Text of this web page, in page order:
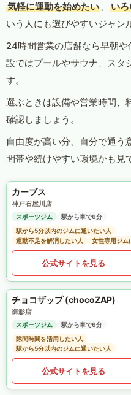
気軽に運動を始めたい 、 い
いう人にも選びやすいジャン
24時間営業の店舗なら早朝
設ではプールやサウナ、スタ
す。
選ぶときは設備や営業時間、
確認しましょう。
自由度が高い分、自分で通う
間帯や続けやすい環境かも見
カーブス
神戸石屋川店
スポーツジム
駅から車で6分
駅から5分以内のジムに通いたい人
運動不足を解消したい人
女性専用ジム
公式サイトを見る
チョコザップ (chocoZAP)
御影店
スポーツジム
駅から車で6分
隙間時間を活用したい人
駅から5分以内のジムに通いたい人
公式サイトを見る